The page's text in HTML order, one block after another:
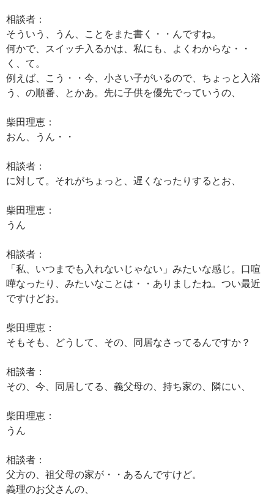
相談者：
そういう、うん、ことをまた書く・・んですね。
何かで、スイッチ入るかは、私にも、よくわからな・・
く、て。
例えば、こう・・今、小さい子がいるので、ちょっと入浴
う、の順番、とかあ。先に子供を優先でっていうの、
柴田理恵：
おん、うん・・
相談者：
に対して。それがちょっと、遅くなったりするとお、
柴田理恵：
うん
相談者：
「私、いつまでも入れないじゃない」みたいな感じ。口喧
嘩なったり、みたいなことは・・ありましたね。つい最近
ですけどお。
柴田理恵：
そもそも、どうして、その、同居なさってるんですか？
相談者：
その、今、同居してる、義父母の、持ち家の、隣にい、
柴田理恵：
うん
相談者：
父方の、祖父母の家が・・あるんですけど。
義理のお父さんの、